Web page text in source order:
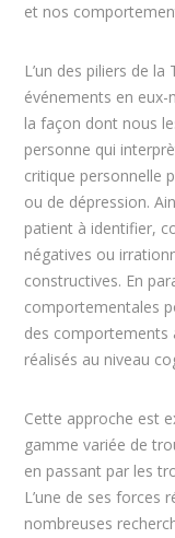
et nos
L’un des piliers de la
événements en
la façon dont nous
personne qui
critique personnelle
ou de dépression.
patient à identifier,
négatives ou
constructives. En
comportementales
des comportements
réalisés au niveau
Cette approche est
gamme variée de
en passant par les
L’une de ses forces
nombreuses